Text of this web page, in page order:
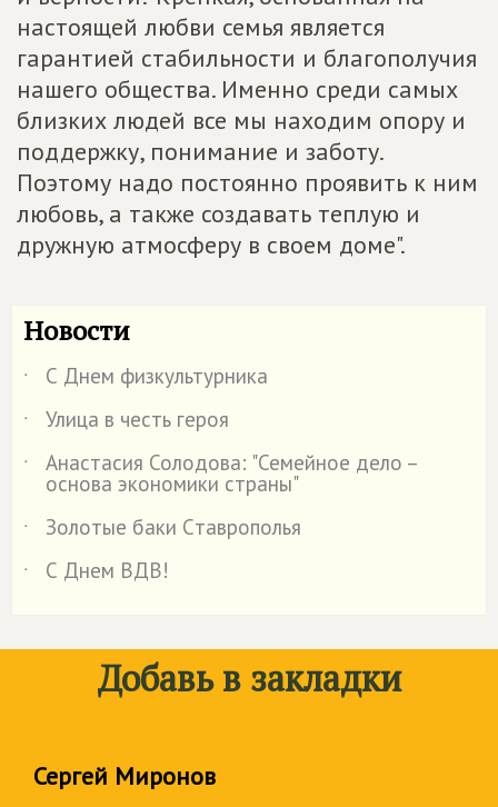
настоящей любви семья является
гарантией стабильности и благополучия
нашего общества. Именно среди самых
близких людей все мы находим опору и
поддержку, понимание и заботу.
Поэтому надо постоянно проявить к ним
любовь, а также создавать теплую и
дружную атмосферу в своем доме".
Новости
˙
С Днем физкультурника
˙
Улица в честь героя
˙
Анастасия Солодова: "Семейное дело –
основа экономики страны"
˙
Золотые баки Cтаврополья
˙
С Днем ВДВ!
Добавь в закладки
Сергей Миронов